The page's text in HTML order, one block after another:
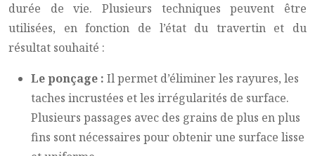
durée de vie. Plusieurs techniques peuvent être
utilisées, en fonction de l’état du travertin et du
résultat souhaité :
Le ponçage : Il permet d’éliminer les rayures, les
taches incrustées et les irrégularités de surface.
Plusieurs passages avec des grains de plus en plus
fins sont nécessaires pour obtenir une surface lisse